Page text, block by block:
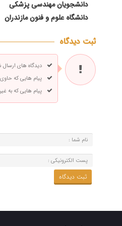
دانشجویان مهندسی پزشکی
دانشگاه علوم و فنون مازندران
ثبت دیدگاه
دیدگاه های
پیام هایی که
پیام هایی که به